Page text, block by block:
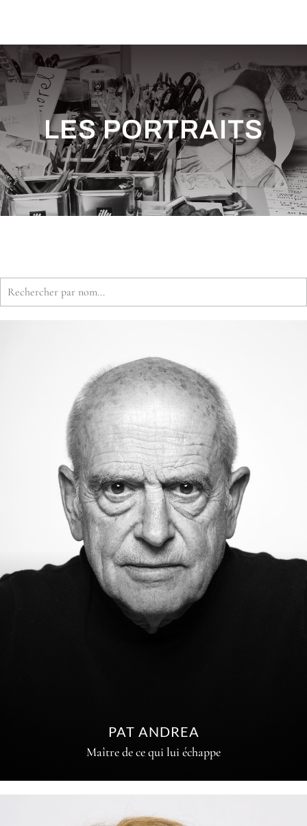
LES PORTRAITS
PAT ANDREA
Maître de ce qui lui échappe